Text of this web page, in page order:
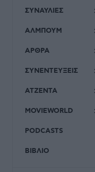
ΣΥΝΑΥΛΙΕΣ
ΑΛΜΠΟΥΜ
ΑΡΘΡΑ
ΣΥΝΕΝΤΕΥΞΕΙΣ
ΑΤΖΕΝΤΑ
MOVIEWORLD
PODCASTS
ΒΙΒΛΙΟ